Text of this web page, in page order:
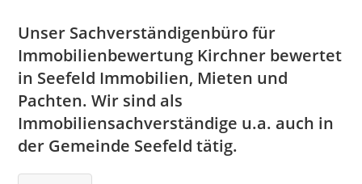
Unser Sachverständigenbüro für
Immobilienbewertung Kirchner bewertet
in Seefeld Immobilien, Mieten und
Pachten. Wir sind als
Immobiliensachverständige u.a. auch in
der Gemeinde Seefeld tätig.